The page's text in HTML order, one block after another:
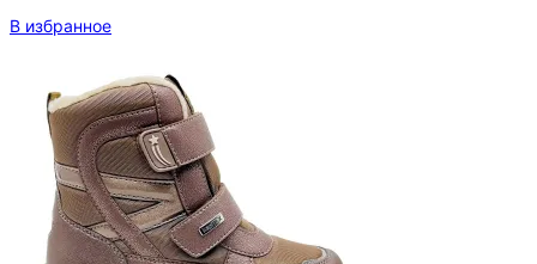
В избранное